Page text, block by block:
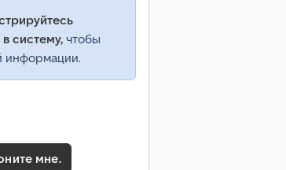
систему,чтобы
информации.
мне.